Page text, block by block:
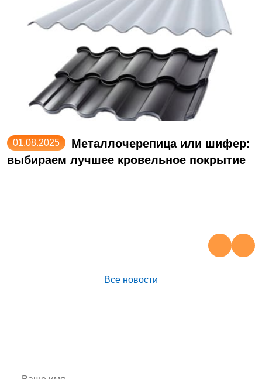
01.08.2025
Металлочерепица или шифер:
выбираем лучшее кровельное покрытие
Все новости